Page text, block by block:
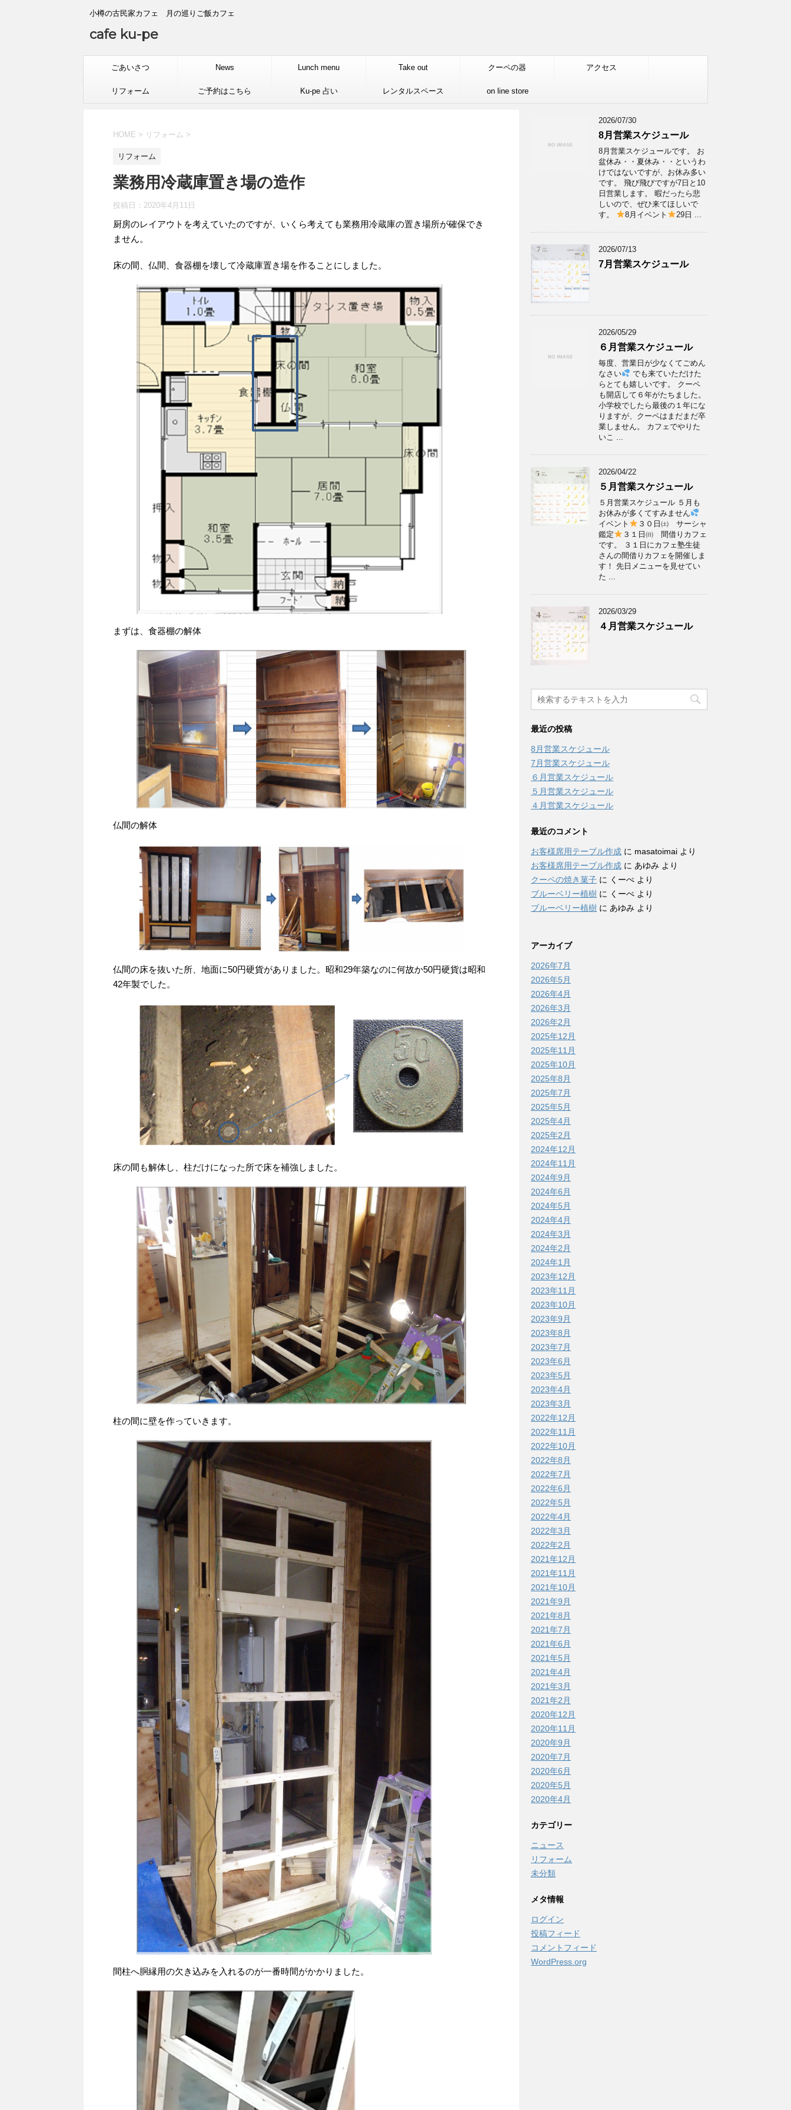
小樽の古民家カフェ 月の巡りご飯カフェ
cafe ku-pe
ごあいさつ News Lunch menu Take out クーペの器 アクセス
リフォーム ご予約はこちら Ku-pe 占い レンタルスペース on line store
HOME > リフォーム >
リフォーム
業務用冷蔵庫置き場の造作
投稿日： 2020年4月11日
厨房のレイアウトを考えていたのですが、いくら考えても業務用冷蔵庫の置き場所が確保でき
ません。
床の間、仏間、食器棚を壊して冷蔵庫置き場を作ることにしました。
まずは、食器棚の解体
仏間の解体
仏間の床を抜いた所、地面に50円硬貨がありました。昭和29年築なのに何故か50円硬貨は昭和
42年製でした。
床の間も解体し、柱だけになった所で床を補強しました。
柱の間に壁を作っていきます。
間柱へ胴縁用の欠き込みを入れるのが一番時間がかかりました。
2026/07/30
8月営業スケジュール
8月営業スケジュールです。 お
盆休み・・夏休み・・というわ
けではないですが、お休み多い
です。 飛び飛びですが7日と10
日営業します。 暇だったら悲
しいので、ぜひ来てほしいで
す。
8月イベント 29日 ...
2026/07/13
7月営業スケジュール
2026/05/29
６月営業スケジュール
毎度、営業日が少なくてごめん
なさい
でも来ていただけた
らとても嬉しいです。 クーペ
も開店して６年がたちました。
小学校でしたら最後の１年にな
りますが、クーペはまだまだ卒
業しません。 カフェでやりた
いこ ...
2026/04/22
５月営業スケジュール
５月営業スケジュール ５月も
お休みが多くてすみません
イベント
３０日㈯ サーシャ
鑑定
３１日㈰ 間借りカフェ
です。 ３１日にカフェ塾生徒
さんの間借りカフェを開催しま
す！ 先日メニューを見せてい
た ...
2026/03/29
４月営業スケジュール
最近の投稿
8月営業スケジュール
7月営業スケジュール
６月営業スケジュール
５月営業スケジュール
４月営業スケジュール
最近のコメント
お客様席用テーブル作成 に masatoimai より
お客様席用テーブル作成 に あゆみ より
クーペの焼き菓子 に くーぺ より
ブルーベリー植樹 に くーぺ より
ブルーベリー植樹 に あゆみ より
アーカイブ
2026年7月
2026年5月
2026年4月
2026年3月
2026年2月
2025年12月
2025年11月
2025年10月
2025年8月
2025年7月
2025年5月
2025年4月
2025年2月
2024年12月
2024年11月
2024年9月
2024年6月
2024年5月
2024年4月
2024年3月
2024年2月
2024年1月
2023年12月
2023年11月
2023年10月
2023年9月
2023年8月
2023年7月
2023年6月
2023年5月
2023年4月
2023年3月
2022年12月
2022年11月
2022年10月
2022年8月
2022年7月
2022年6月
2022年5月
2022年4月
2022年3月
2022年2月
2021年12月
2021年11月
2021年10月
2021年9月
2021年8月
2021年7月
2021年6月
2021年5月
2021年4月
2021年3月
2021年2月
2020年12月
2020年11月
2020年9月
2020年7月
2020年6月
2020年5月
2020年4月
カテゴリー
ニュース
リフォーム
未分類
メタ情報
ログイン
投稿フィード
コメントフィード
WordPress.org